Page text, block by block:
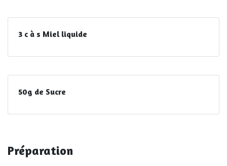
3 c à s Miel liquide
50g de Sucre
Préparation